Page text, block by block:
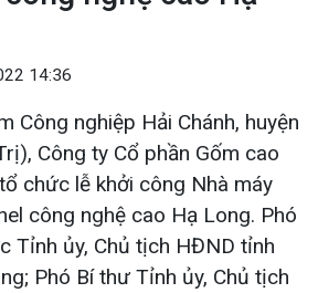
14:36
Công nghiệp Hải Chánh, huyện
Công ty Cổ phần Gốm cao
chức lễ khởi công Nhà máy
công nghệ cao Hạ Long. Phó
Tỉnh ủy, Chủ tịch HĐND tỉnh
Phó Bí thư Tỉnh ủy, Chủ tịch